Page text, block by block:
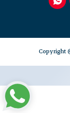
Copyright